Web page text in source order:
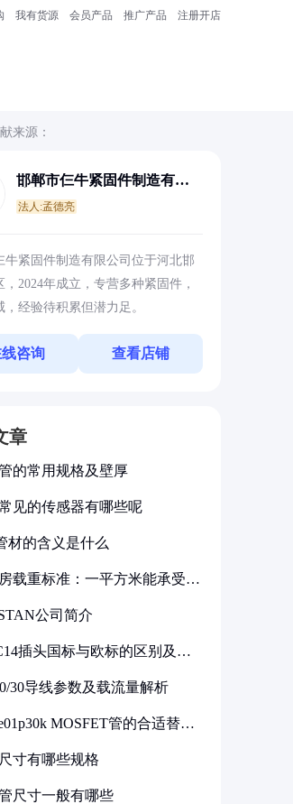
我有货源 会员产品 推广产品 注册开店
来源：
邯郸市仨牛紧固件制造有限
法人:孟德亮
牛紧固件制造有限公司位于河北邯
，2024年成立，专营多种紧固件，
，经验待积累但潜力足。
咨询 查看店铺
章
的常用规格及壁厚
见的传感器有哪些呢
材的含义是什么
载重标准：一平方米能承受多
公司简介
插头国标与欧标的区别及其
30导线参数及载流量解析
MOSFET管的合适替代
寸有哪些规格
尺寸一般有哪些